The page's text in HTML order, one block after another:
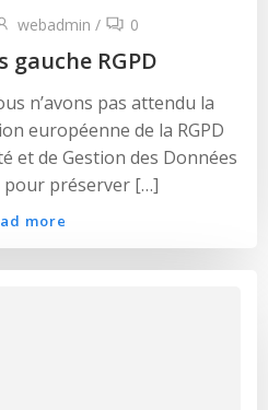
webadmin / 0
gauche RGPD
n’avons pas attendu la
européenne de la RGPD
et de Gestion des Données
pour préserver […]
more